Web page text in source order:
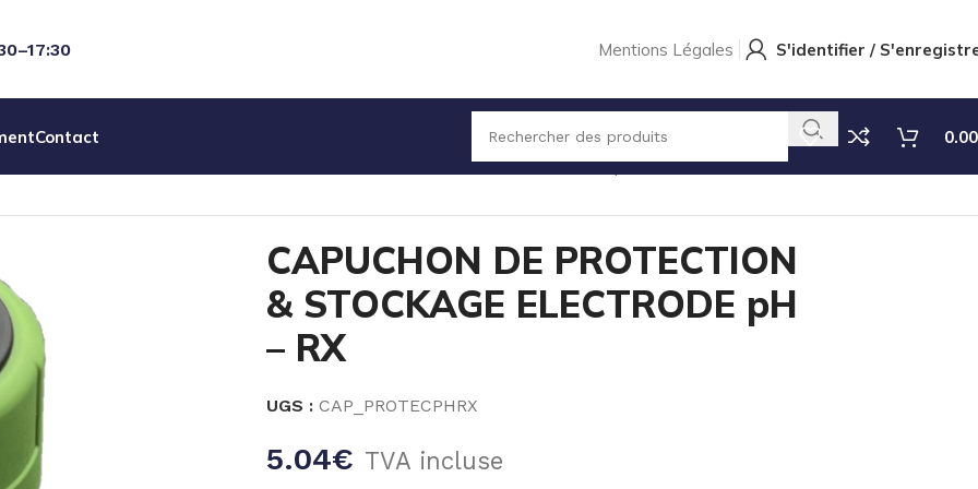
Mentions Légales S'identifier /
Contact
0.00
CAPUCHON DE PROTECTION & STOCKAGE ELECTRODE pH – RX
CAPUCHON DE PROTECTION
& STOCKAGE ELECTRODE pH
– RX
UGS : CAP_PROTECPHRX
5.04€ TVA incluse